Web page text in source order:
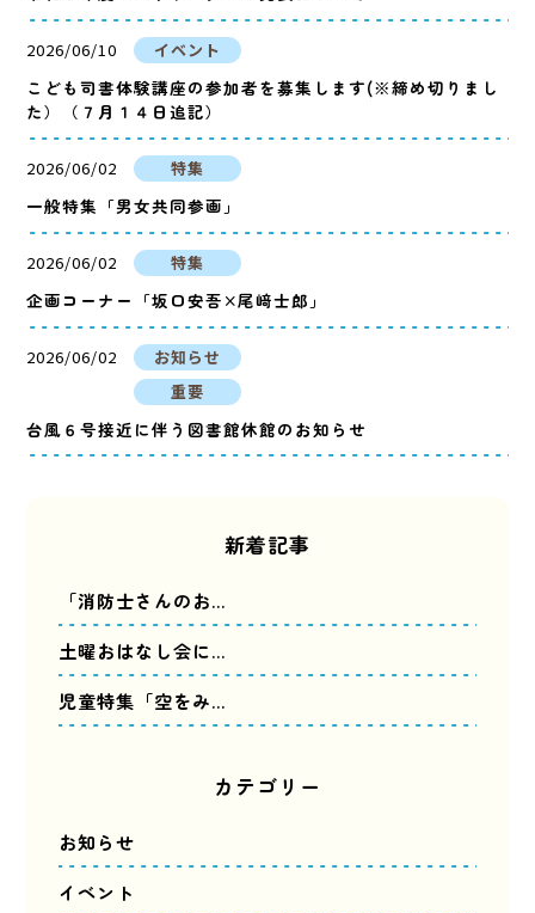
2026/06/10 イベント
こども司書体験講座の参加者を募集します(※締め切りまし
た）（７月１４日追記）
2026/06/02 特集
一般特集「男女共同参画」
2026/06/02 特集
企画コーナー「坂口安吾×尾﨑士郎」
2026/06/02
お知らせ
重要
台風６号接近に伴う図書館休館のお知らせ
新着記事
「消防士さんのお…
土曜おはなし会に…
児童特集「空をみ…
カテゴリー
お知らせ
イベント